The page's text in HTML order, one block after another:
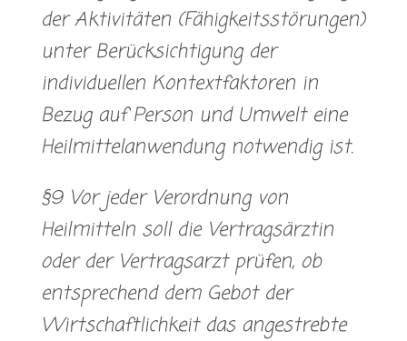
der Aktivitäten (Fähigkeitsstörungen)
unter Berücksichtigung der
individuellen Kontextfaktoren in
Bezug auf Person und Umwelt eine
Heilmittelanwendung notwendig ist.
§9 Vor jeder Verordnung von
Heilmitteln soll die Vertragsärztin
oder der Vertragsarzt prüfen, ob
entsprechend dem Gebot der
Wirtschaftlichkeit das angestrebte